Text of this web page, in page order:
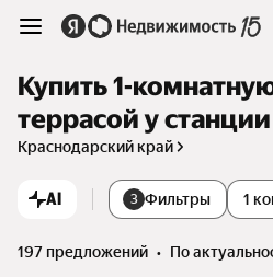
Купить 1-
террасой у
Краснодарский край
AI 3 Фильтры 1
197 предложений •
по